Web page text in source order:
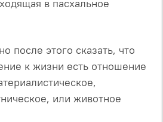
в пасхальное
после этого сказать, что
к жизни есть отношение
или животное